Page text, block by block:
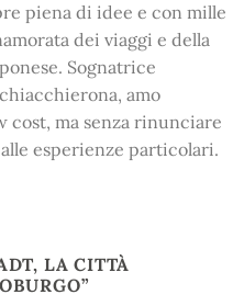
piena di idee e con mille
dei viaggi e della
Sognatrice
amo
cost, ma senza rinunciare
esperienze particolari.
LA CITTÀ
”